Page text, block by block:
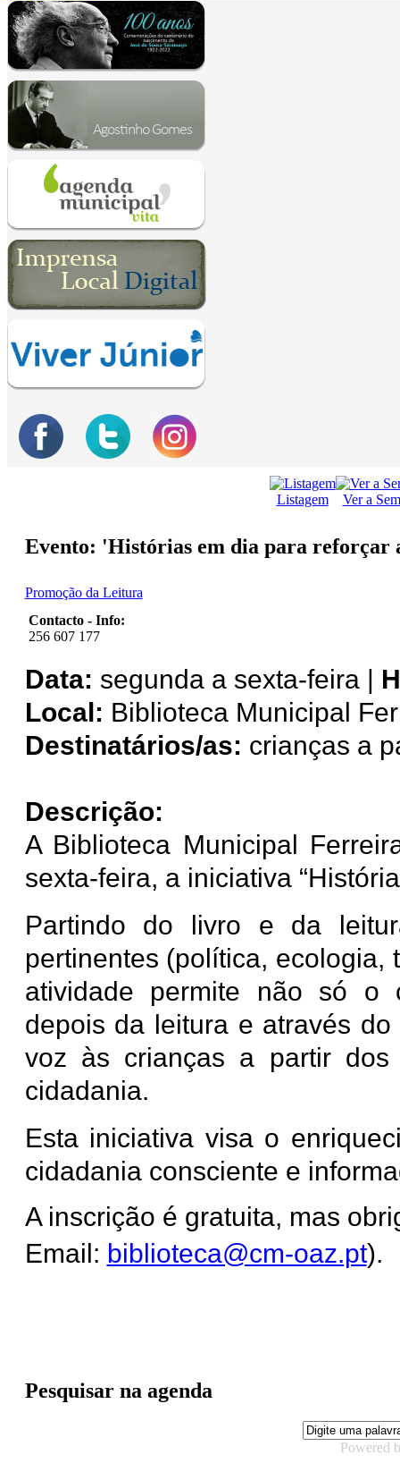
Listagem Ver a
Evento: 'Histórias em dia para reforçar
Promoção da Leitura
Contacto - Info:
256 607 177
Data: segunda a sexta-feira |
Local: Biblioteca Municipal
Destinatários/as: crianças a
Descrição:
A Biblioteca Municipal
sexta-feira, a iniciativa
Partindo do livro e da
pertinentes (política, ecologia,
atividade permite não só o
depois da leitura e através
voz às crianças a partir
cidadania.
Esta iniciativa visa o
cidadania consciente e
A inscrição é gratuita, mas
Email: biblioteca@cm-oaz.pt).
Pesquisar na agenda
Powered